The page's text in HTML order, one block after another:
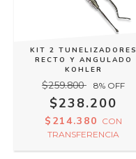
KIT 2 TUNELIZADORES
RECTO Y ANGULADO
KOHLER
$259.800 8% OFF
$238.200
$214.380 CON
TRANSFERENCIA